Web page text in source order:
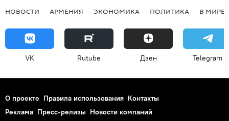
НОВОСТИ АРМЕНИЯ ЭКОНОМИКА ПОЛИТИКА В МИРЕ
VK Rutube Дзен Telegram
О проекте Правила использования Контакты
Реклама Пресс-релизы Новости компаний